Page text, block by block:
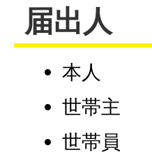
届出人
本人
世帯主
世帯員